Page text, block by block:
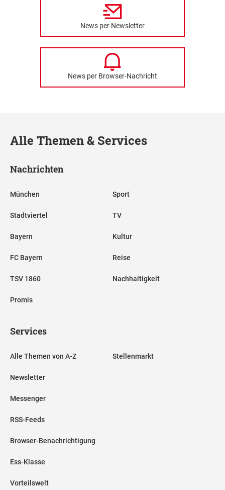
News per Newsletter
News per Browser-Nachricht
Alle Themen & Services
Nachrichten
München
Stadtviertel
Bayern
FC Bayern
TSV 1860
Promis
Sport
TV
Kultur
Reise
Nachhaltigkeit
Services
Alle Themen von A-Z
Newsletter
Messenger
RSS-Feeds
Browser-Benachrichtigung
Ess-Klasse
Vorteilswelt
Stellenmarkt